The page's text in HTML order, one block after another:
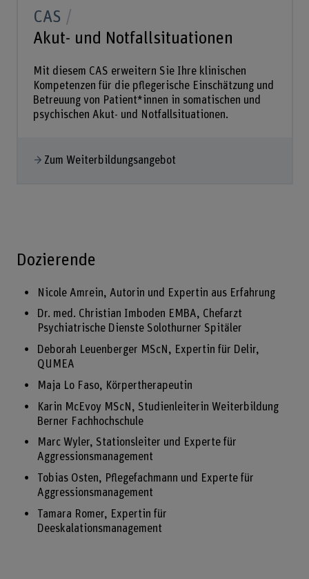
CAS
Akut- und Notfallsituationen
Mit diesem CAS erweitern Sie Ihre klinischen
Kompetenzen für die pflegerische Einschätzung und
Betreuung von Patient*innen in somatischen und
psychischen Akut- und Notfallsituationen.
Zum Weiterbildungsangebot
Dozierende
Nicole Amrein, Autorin und Expertin aus Erfahrung
Dr. med. Christian Imboden EMBA, Chefarzt
Psychiatrische Dienste Solothurner Spitäler
Deborah Leuenberger MScN, Expertin für Delir,
QUMEA
Maja Lo Faso, Körpertherapeutin
Karin McEvoy MScN, Studienleiterin Weiterbildung
Berner Fachhochschule
Marc Wyler, Stationsleiter und Experte für
Aggressionsmanagement
Tobias Osten, Pflegefachmann und Experte für
Aggressionsmanagement
Tamara Romer, Expertin für
Deeskalationsmanagement